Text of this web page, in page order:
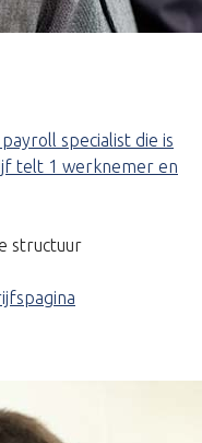
specialist die is
telt 1 werknemer en
structuur